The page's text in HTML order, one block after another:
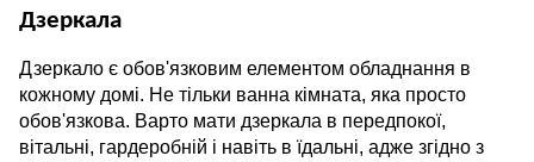
Дзеркала
Дзеркало є обов'язковим елементом обладнання в
кожному домі. Не тільки ванна кімната, яка просто
обов'язкова. Варто мати дзеркала в передпокої,
вітальні, гардеробній і навіть в їдальні, адже згідно з